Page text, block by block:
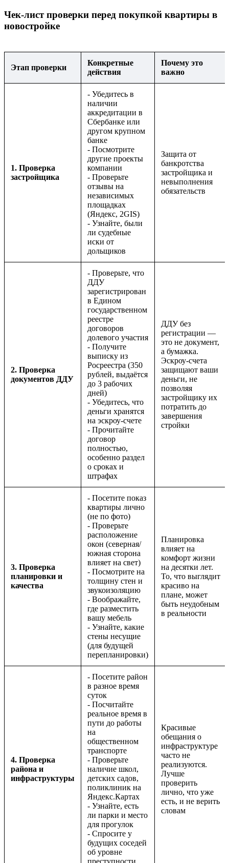
Чек-лист проверки перед покупкой квартиры в
новостройке
Этап проверки
Конкретные
действия
Почему это
важно
1. Проверка
застройщика
- Убедитесь в
наличии
аккредитации в
Сбербанке или
другом крупном
банке
- Посмотрите
другие проекты
компании
- Проверьте
отзывы на
независимых
площадках
(Яндекс, 2GIS)
- Узнайте, были
ли судебные
иски от
дольщиков
Защита от
банкротства
застройщика и
невыполнения
обязательств
2. Проверка
документов ДДУ
- Проверьте, что
ДДУ
зарегистрирован
в Едином
государственном
реестре
договоров
долевого участия
- Получите
выписку из
Росреестра (350
рублей, выдаётся
до 3 рабочих
дней)
- Убедитесь, что
деньги хранятся
на эскроу-счете
- Прочитайте
договор
полностью,
особенно раздел
о сроках и
штрафах
ДДУ без
регистрации —
это не документ,
а бумажка.
Эскроу-счета
защищают ваши
деньги, не
позволяя
застройщику их
потратить до
завершения
стройки
3. Проверка
планировки и
качества
- Посетите показ
квартиры лично
(не по фото)
- Проверьте
расположение
окон (северная/
южная сторона
влияет на свет)
- Посмотрите на
толщину стен и
звукоизоляцию
- Воображайте,
где разместить
вашу мебель
- Узнайте, какие
стены несущие
(для будущей
перепланировки)
Планировка
влияет на
комфорт жизни
на десятки лет.
То, что выглядит
красиво на
плане, может
быть неудобным
в реальности
4. Проверка
района и
инфраструктуры
- Посетите район
в разное время
суток
- Посчитайте
реальное время в
пути до работы
на
общественном
транспорте
- Проверьте
наличие школ,
детских садов,
поликлиник на
Яндекс.Картах
- Узнайте, есть
ли парки и место
для прогулок
- Спросите у
будущих соседей
об уровне
преступности
Красивые
обещания о
инфраструктуре
часто не
реализуются.
Лучше
проверить
лично, что уже
есть, и не верить
словам